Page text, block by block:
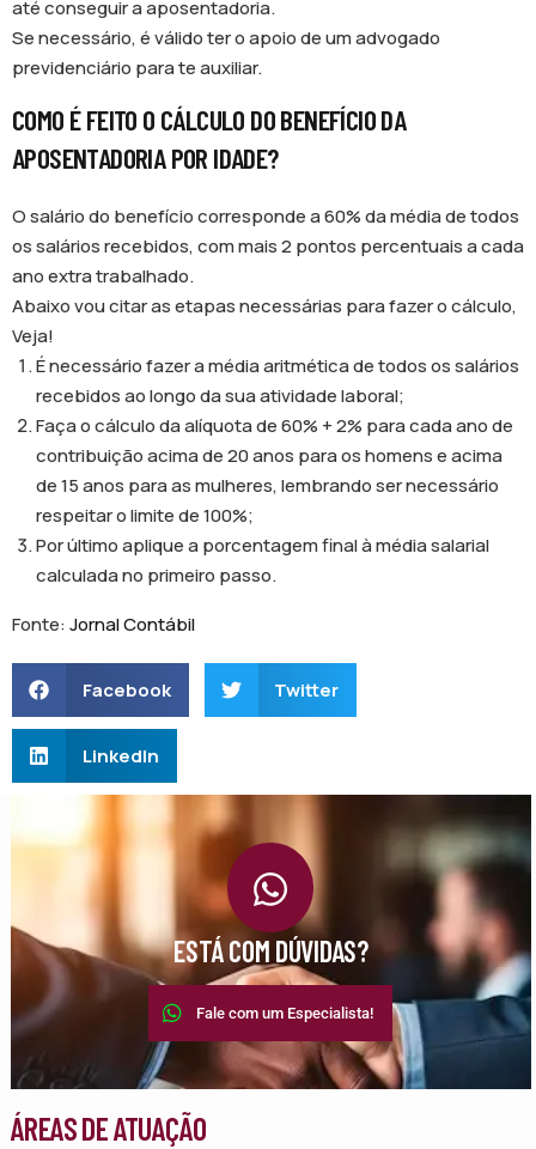
até conseguir a aposentadoria.
Se necessário, é válido ter o apoio de um advogado
previdenciário para te auxiliar.
COMO É FEITO O CÁLCULO DO BENEFÍCIO DA
APOSENTADORIA POR IDADE?
O salário do benefício corresponde a 60% da média de todos
os salários recebidos, com mais 2 pontos percentuais a cada
ano extra trabalhado.
Abaixo vou citar as etapas necessárias para fazer o cálculo,
Veja!
É necessário fazer a média aritmética de todos os salários
recebidos ao longo da sua atividade laboral;
Faça o cálculo da alíquota de 60% + 2% para cada ano de
contribuição acima de 20 anos para os homens e acima
de 15 anos para as mulheres, lembrando ser necessário
respeitar o limite de 100%;
Por último aplique a porcentagem final à média salarial
calculada no primeiro passo.
Fonte:Jornal Contábil
Facebook Twitter
LinkedIn
ESTÁ COM DÚVIDAS?
Fale com um Especialista!
ÁREAS DE ATUAÇÃO